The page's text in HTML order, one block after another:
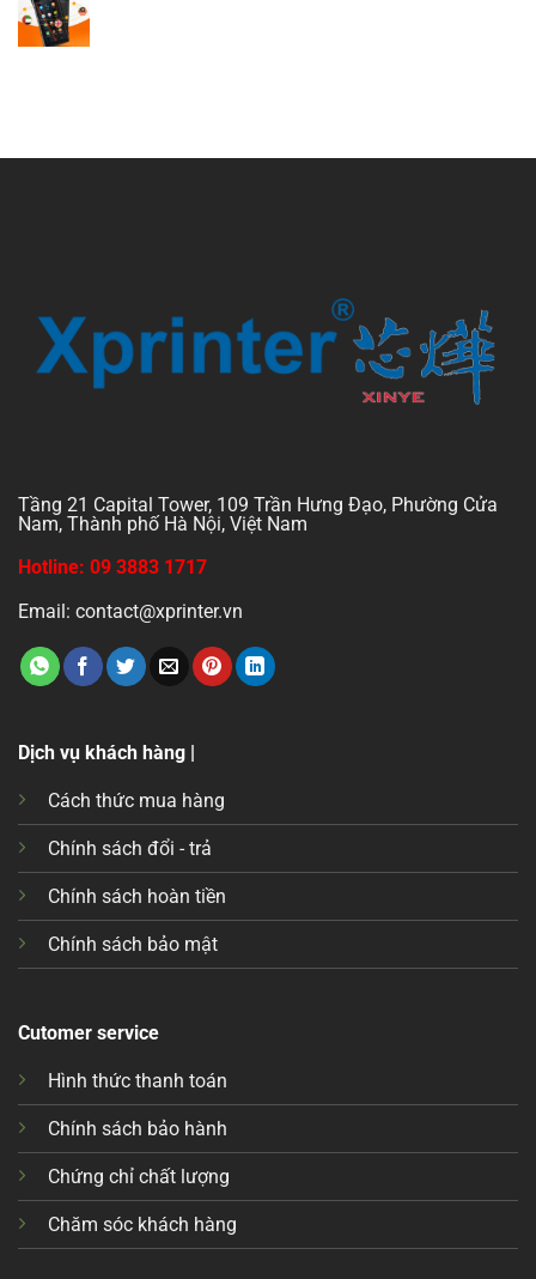
Tầng 21 Capital Tower, 109 Trần Hưng Đạo, Phường Cửa
Nam, Thành phố Hà Nội, Việt Nam
Hotline: 09 3883 1717
Email: contact@xprinter.vn
Dịch vụ khách hàng |
Cách thức mua hàng
Chính sách đổi - trả
Chính sách hoàn tiền
Chính sách bảo mật
Cutomer service
Hình thức thanh toán
Chính sách bảo hành
Chứng chỉ chất lượng
Chăm sóc khách hàng